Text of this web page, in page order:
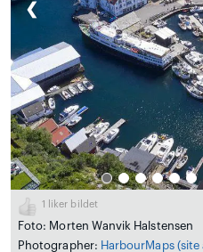
❮
1 liker bildet
Foto: Morten Wanvik Halstensen
Photographer: HarbourMaps (site